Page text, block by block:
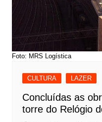
Foto: MRS Logística
CULTURA LAZER
Concluídas as
torre do Relógio